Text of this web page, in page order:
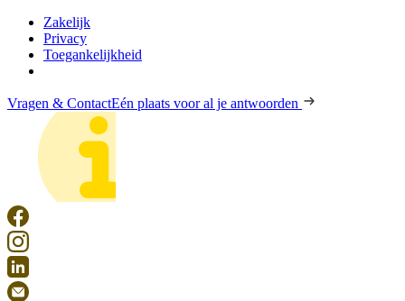
Zakelijk
Privacy
Toegankelijkheid
Vragen & ContactEén plaats voor al je antwoorden